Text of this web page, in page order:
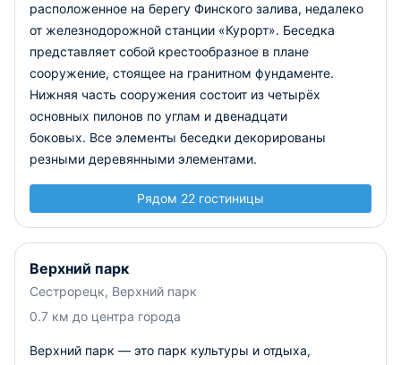
расположенное на берегу Финского залива, недалеко
от железнодорожной станции «Курорт». Беседка
представляет собой крестообразное в плане
сооружение, стоящее на гранитном фундаменте.
Нижняя часть сооружения состоит из четырёх
основных пилонов по углам и двенадцати
боковых. Все элементы беседки декорированы
резными деревянными элементами.
Рядом 22 гостиницы
Верхний парк
Сестрорецк, Верхний парк
0.7 км до центра города
Верхний парк — это парк культуры и отдыха,